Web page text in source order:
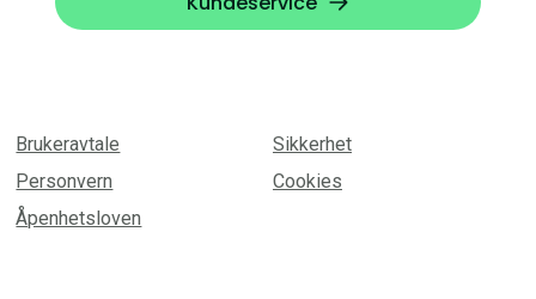
Brukeravtale
Sikkerhet
Personvern
Cookies
Åpenhetsloven